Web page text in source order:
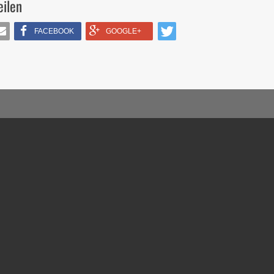
FACEBOOK GOOGLE+